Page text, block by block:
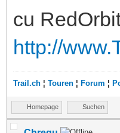
cu
http://
Trail.ch ¦ Touren ¦ Forum ¦
Homepage Suchen